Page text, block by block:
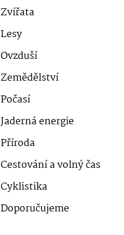
Zvířata
Lesy
Ovzduší
Zemědělství
Počasí
Jaderná energie
Příroda
Cestování a volný čas
Cyklistika
Doporučujeme